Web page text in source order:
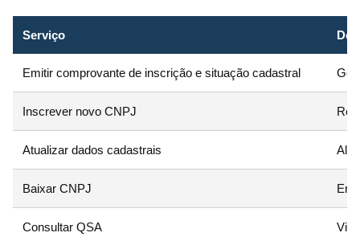
Serviço
Emitir comprovante de inscrição e situação cadastral
Inscrever novo CNPJ
Atualizar dados cadastrais
Baixar CNPJ
Consultar QSA